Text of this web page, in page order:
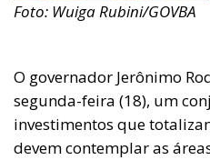
Foto: Wuiga Rubini/GOVBA
O governador Jerônimo
segunda-feira (18), um
investimentos que
devem contemplar as